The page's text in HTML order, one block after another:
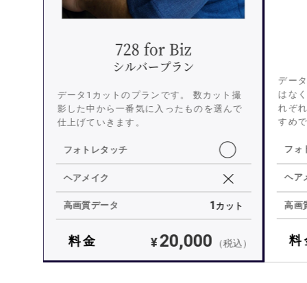
728 for Biz
シルバープラン
データ1カットのプランです。 数カット撮
影した中から一番気に入ったものを選んで
仕上げていきます。
フォトレタッチ ◯
ヘアメイク
高画質データ 1 カット
料金 ¥20,000 （税込）
デー
はな
れぞ
すめ
フォ
ヘア
高画
料